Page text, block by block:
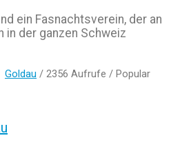
ein Fasnachtsverein, der an
in der ganzen Schweiz
Goldau / 2356 Aufrufe / Popular